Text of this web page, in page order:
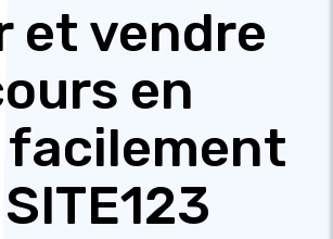
et vendre
en
facilement